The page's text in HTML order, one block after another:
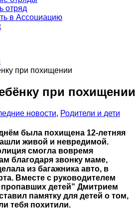
отряд
в Ассоциацию
при похищении
при похищении
новости, Родители и дети
была похищена 12-летняя
живой и невредимой.
смогла вовремя
благодаря звонку маме,
из багажника авто, в
Вместе с руководителем
детей” Дмитрием
памятку для детей о том,
тебя похитили.